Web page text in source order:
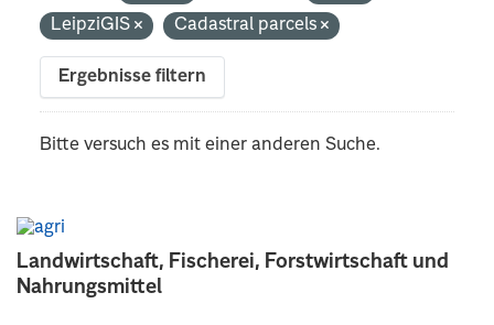
Landwirtschaft, Fischerei, Forstwirtschaft und
Nahrungsmittel
LeipziGIS
Cadastral parcels
Ergebnisse filtern
Bitte versuch es mit einer anderen Suche.